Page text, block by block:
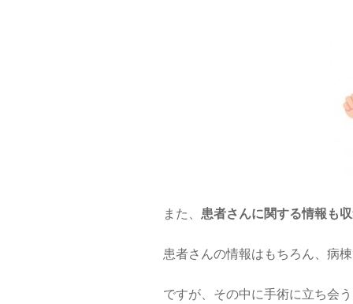
また、 患者さんに関する情報も
患者さんの情報はもちろん、病
ですが、その中に手術に立ち会